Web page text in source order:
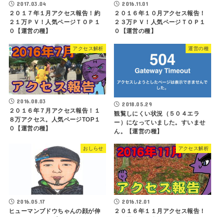
2017.03.04
２０１７年１月アクセス報告！約
２１万ＰＶ！人気ページＴＯＰ１
０【運営の種】
2016.11.01
２０１６年１０月アクセス報告！
２３万ＰＶ！人気ページＴＯＰ１
０【運営の種】
アクセス解析
2016.08.03
２０１６年７月アクセス報告！１
８万アクセス。人気ページTOP１
０【運営の種】
運営の種
2018.05.29
観覧しにくい状況（５０４エラ
ー）になっていました。すいませ
ん。【運営の種】
おしらせ
2016.05.17
ヒューマンブドウちゃんの顔が伸
アクセス解析
2016.12.01
２０１６年１１月アクセス報告！